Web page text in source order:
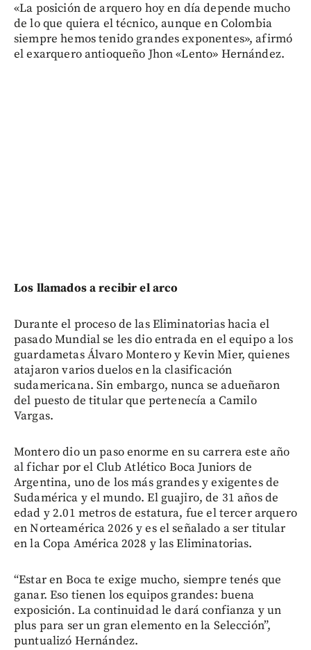
«La posición de arquero hoy en día depende mucho
de lo que quiera el técnico, aunque en Colombia
siempre hemos tenido grandes exponentes», afirmó
el exarquero antioqueño Jhon «Lento» Hernández.
Los llamados a recibir el arco
Durante el proceso de las Eliminatorias hacia el
pasado Mundial se les dio entrada en el equipo a los
guardametas Álvaro Montero y Kevin Mier, quienes
atajaron varios duelos en la clasificación
sudamericana. Sin embargo, nunca se adueñaron
del puesto de titular que pertenecía a Camilo
Vargas.
Montero dio un paso enorme en su carrera este año
al fichar por el Club Atlético Boca Juniors de
Argentina, uno de los más grandes y exigentes de
Sudamérica y el mundo. El guajiro, de 31 años de
edad y 2.01 metros de estatura, fue el tercer arquero
en Norteamérica 2026 y es el señalado a ser titular
en la Copa América 2028 y las Eliminatorias.
“Estar en Boca te exige mucho, siempre tenés que
ganar. Eso tienen los equipos grandes: buena
exposición. La continuidad le dará confianza y un
plus para ser un gran elemento en la Selección”,
puntualizó Hernández.